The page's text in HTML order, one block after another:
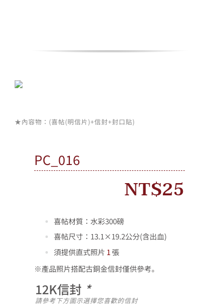
Navigation
我的帳戶
購物車
★內容物：(喜帖(明信片)+信封+封口貼)
PC_016
NT$25
喜帖材質：水彩300磅
喜帖尺寸：13.1×19.2公分(含出血)
須提供直式照片 1張
※產品照片搭配古銅金信封僅供參考。
12K信封 *
請參考下方圖示選擇您喜歡的信封